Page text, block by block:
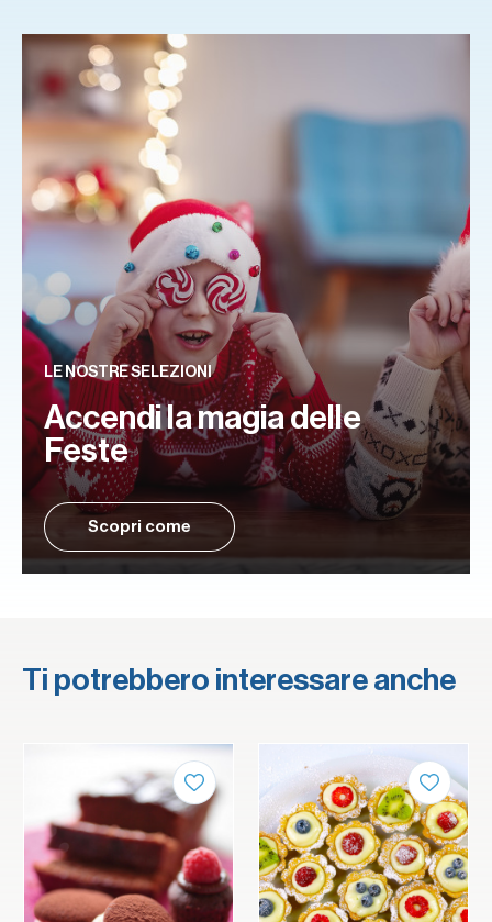
LE NOSTRE SELEZIONI
Accendi la magia delle
Feste
Scopri come
Ti potrebbero interessare anche